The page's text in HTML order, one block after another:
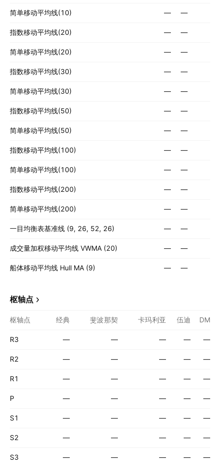
简单移动平均线(10) — —
指数移动平均线(20) — —
简单移动平均线(20) — —
指数移动平均线(30) — —
简单移动平均线(30) — —
指数移动平均线(50) — —
简单移动平均线(50) — —
指数移动平均线(100) — —
简单移动平均线(100) — —
指数移动平均线(200) — —
简单移动平均线(200) — —
一目均衡表基准线 (9, 26, 52, 26) — —
成交量加权移动平均线 VWMA (20) — —
船体移动平均线 Hull MA (9) — —
枢轴点
枢轴点 经典 斐波那契 卡玛利亚 伍迪 DM
R3 — — — — —
R2 — — — — —
R1 — — — — —
P — — — — —
S1 — — — — —
S2 — — — — —
S3 — — — — —